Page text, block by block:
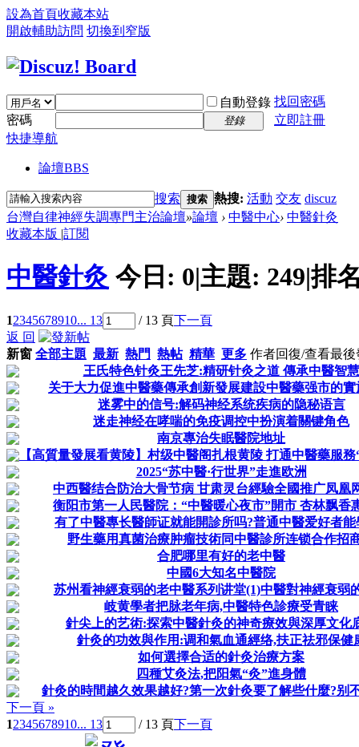
設為首頁收藏本站
開啟輔助訪問 切換到窄版
自動登錄 找回密碼
密碼
登錄
立即註冊
快捷導航
論壇BBS
搜索 搜索 熱搜: 活動 交友 discuz
台灣自律神經失調專門主治論壇»論壇 › 中醫中心› 中醫針灸
收藏本版 |訂閱
中醫針灸 今日: 0|主題: 249|排
12345678910... 13 / 13 頁下一頁
返 回
新窗 全部主題 最新 熱門 熱帖 精華 更多 作者回復/查看最後
王氏特色针灸王先芝:精研针灸之道 傳承中醫智慧
关于大力促進中醫藥傳承創新發展建設中醫藥强市的實
迷雾中的信号:解码神经系统疾病的隐秘语言
迷走神经在哮喘的免疫调控中扮演着關键角色
南京專治失眠醫院地址
【高質量發展看黄陵】村级中醫阁扎根黄陵 打通中醫藥服
2025“苏中醫·行世界”走進欧洲
中西醫结合防治大骨节病 甘肃灵台經驗全國推广凤凰
衡阳市第一人民醫院：“中醫暖心夜市”開市 杏林飘香
有了中醫專长醫師证就能開診所吗?普通中醫爱好者能
野生藥用真菌治療肿瘤技術同中醫診所连锁合作招
合肥哪里有好的老中醫
中國6大知名中醫院
苏州看神經衰弱的老中醫系列讲堂(1)中醫對神經衰弱
岐黄學者把脉老年病,中醫特色診療受青睐
針尖上的艺術:探索中醫針灸的神奇療效與深厚文化
針灸的功效與作用:调和氣血通經络,扶正祛邪保健
如何選擇合适的針灸治療方案
四種艾灸法,把阳氣“灸”進身體
針灸的時間越久效果越好?第一次針灸要了解些什麼?别
下一頁 »
12345678910... 13 / 13 頁下一頁